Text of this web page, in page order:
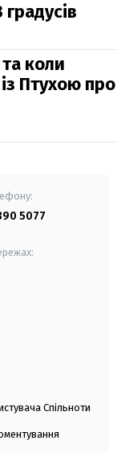
коли
Птухою про
5077
Спільноти